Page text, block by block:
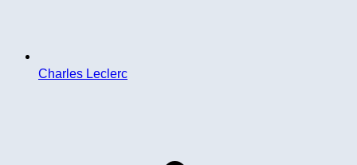
Charles Leclerc